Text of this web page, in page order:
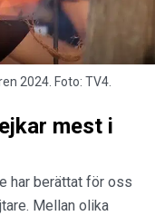
2024. Foto: TV4.
mest i
har berättat för oss
Mellan olika